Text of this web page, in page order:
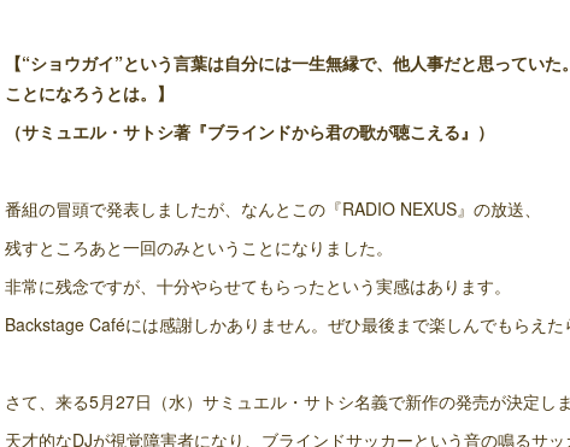
【“ショウガイ”という言葉は自分には一生無縁で、他人事だと思ってい
ことになろうとは。】
（サミュエル・サトシ著『ブラインドから君の歌が聴こえる』）
番組の冒頭で発表しましたが、なんとこの『RADIO NEXUS』の放送、
残すところあと一回のみということになりました。
非常に残念ですが、十分やらせてもらったという実感はあります。
Backstage Caféには感謝しかありません。ぜひ最後まで楽しんでもらえ
さて、来る5月27日（水）サミュエル・サトシ名義で新作の発売が決定し
天才的なDJが視覚障害者になり、ブラインドサッカーという音の鳴るサ